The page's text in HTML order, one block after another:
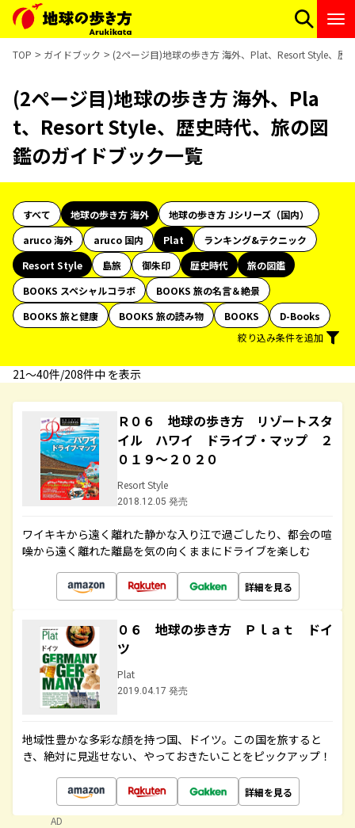
TOP ガイドブック (2ページ目)地球の歩き方 海外、Plat、Resort Style、歴
(2ページ目)地球の歩き方 海外、Pla
t、Resort Style、歴史時代、旅の図
鑑のガイドブック一覧
すべて 地球の歩き方 海外
地球の歩き方 Jシリーズ（国内）
aruco 海外
aruco 国内 Plat
ランキング&テクニック
Resort Style
島旅 御朱印 歴史時代
旅の図鑑
BOOKS スペシャルコラボ
BOOKS 旅の名言＆絶景
BOOKS 旅と健康
BOOKS 旅の読み物 BOOKS
D-Books
絞り込み条件を追加
21〜40件/208件中 を表示
Ｒ０６ 地球の歩き方 リゾートスタ
イル ハワイ ドライブ・マップ ２
０１９～２０２０
Resort Style
2018.12.05 発売
ワイキキから遠く離れた静かな入り江で過ごしたり、都会の喧
噪から遠く離れた離島を気の向くままにドライブを楽しむ
詳細を見る
０６ 地球の歩き方 Ｐｌａｔ ドイ
ツ
Plat
2019.04.17 発売
地域性豊かな多彩な顔を持つ国、ドイツ。この国を旅すると
き、絶対に見逃せない、やっておきたいことをピックアップ！
詳細を見る
AD